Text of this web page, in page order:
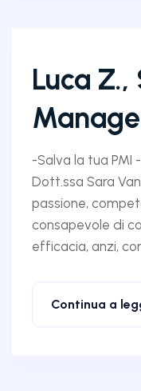
Luca Z.,
-Salva la tua PMI
Dott.ssa Sara
passione,
consapevole di
efficacia, anzi,
Continua a